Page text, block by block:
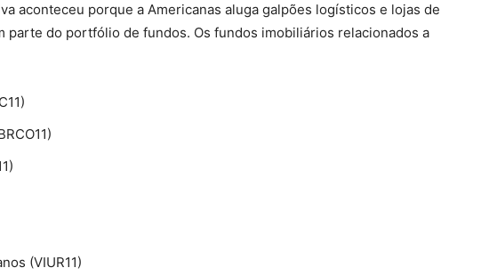
aconteceu porque a Americanas aluga galpões logísticos e lojas de
parte do portfólio de fundos. Os fundos imobiliários relacionados a
(VIUR11)